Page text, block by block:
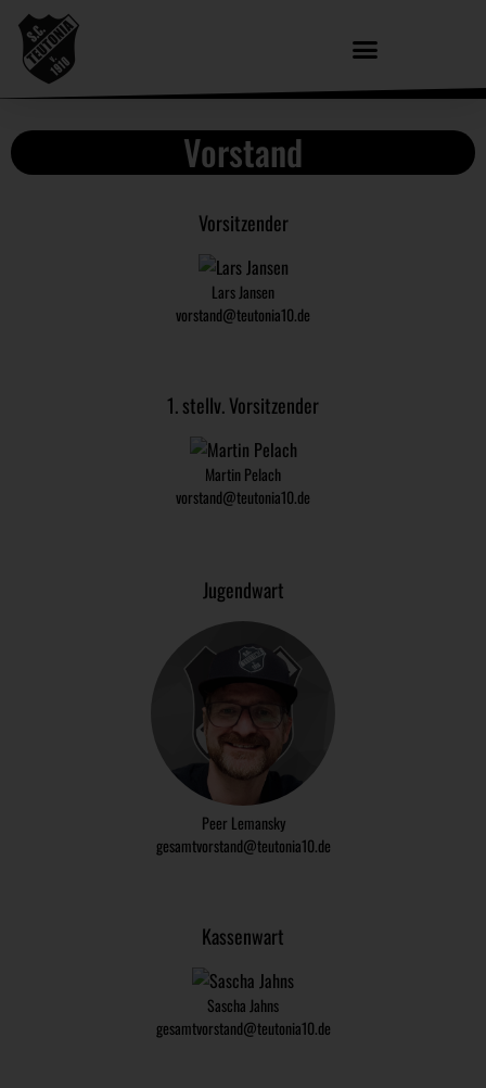
Vorstand
Vorsitzender
Lars Jansen
vorstand@teutonia10.de
1. stellv. Vorsitzender
Martin Pelach
vorstand@teutonia10.de
Jugendwart
Peer Lemansky
gesamtvorstand@teutonia10.de
Kassenwart
Sascha Jahns
gesamtvorstand@teutonia10.de